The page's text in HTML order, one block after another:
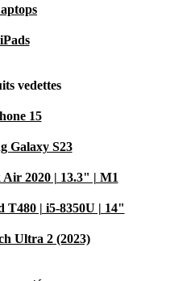
iPads
vedettes
15
Galaxy S23
2020 | 13.3" | M1
T480 | i5-8350U | 14"
Ultra 2 (2023)